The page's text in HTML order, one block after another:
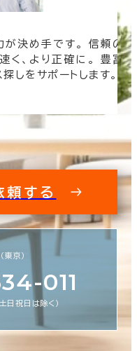
多彩なコンテンツをご
ィスに関するさまざま
三鬼商事のホームペー
頼する
東京）
011
祝日は除く）